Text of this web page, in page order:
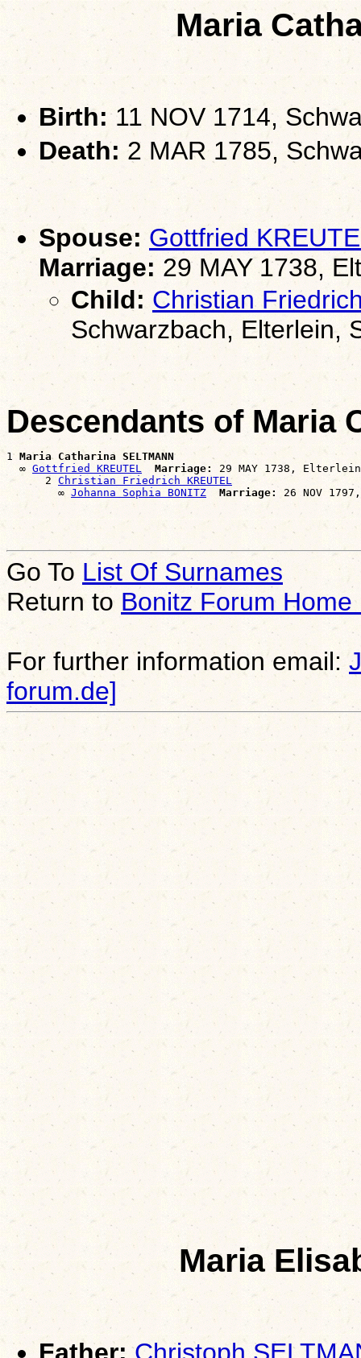
Maria
Birth:11 NOV 1714,
Death: 2 MAR 1785,
Spouse: Gottfried
Marriage: 29 MAY 1738,
Child: Christian
Schwarzbach, Elterlein,
Descendants of Maria
1 Maria Catharina SELTMANN
  ∞
Gottfried KREUTEL Marriage:
29 MAY 1738,
      2
Christian Friedrich KREUTEL
        ∞
Johanna Sophia BONITZ Marriage:
Go To List Of Surnames
Return to Bonitz Forum Home
For further information email:
forum.de]
Maria